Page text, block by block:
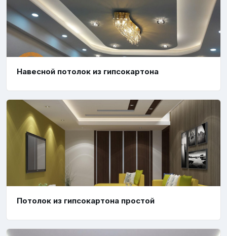
Навесной потолок из гипсокартона
Потолок из гипсокартона простой